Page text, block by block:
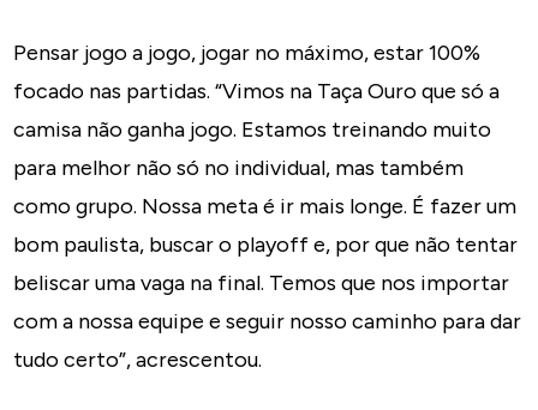
Pensar jogo a jogo, jogar no máximo, estar 100%
focado nas partidas. “Vimos na Taça Ouro que só a
camisa não ganha jogo. Estamos treinando muito
para melhor não só no individual, mas também
como grupo. Nossa meta é ir mais longe. É fazer um
bom paulista, buscar o playoff e, por que não tentar
beliscar uma vaga na final. Temos que nos importar
com a nossa equipe e seguir nosso caminho para dar
tudo certo”, acrescentou.